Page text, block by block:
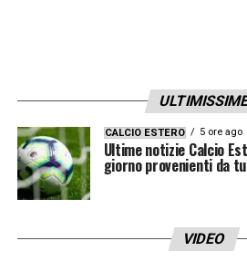
CALCIO ESTERO 5 ore ago
Ultime notizie Calcio
giorno provenienti da
VIDEO